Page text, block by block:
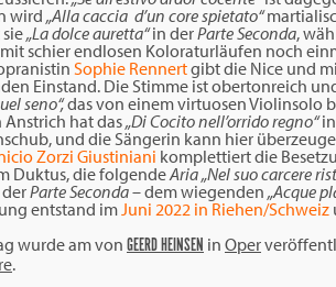
wird „Alla caccia d’un core spietato“
„La dolce auretta“in derParte Seconda,
schier endlosen Koloraturläufen noch
Sophie Rennertgibt die Nice und
Einstand. Die Stimme ist obertonreich
seno“,das von einem virtuosen Violinsolo
Anstrich hat das„Di Cocito nell’orrido regno“
und die Sängerin kann hier
Zorzi Giustiniani komplettiert die
Duktus, die folgendeAria„Nel suo carcere
Parte Seconda– dem wiegenden „Acque
entstand imJuni 2022 in Riehen/Schweiz
wurde amvon GEERD HEINSEN in Oper
.